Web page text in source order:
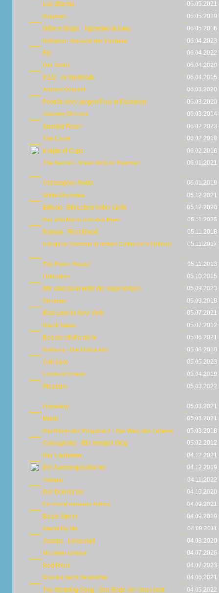
Lux Æterna
06.05.2021
Dogman
06.05.2019
Gilbert Grape - Irgendwo in Iowa
06.05.2016
Babylon - Rausch der Ekstase
06.04.2023
Fly
06.04.2022
Der Solist
06.04.2020
8 1/2 - Achteinhalb
06.04.2015
Axolotl Overkill
06.03.2020
Porträt einer jungen Frau in Flammen
06.03.2020
Journey Of Love
06.03.2014
Summit Fever
06.02.2023
The Circle
06.02.2018
Knight of Cups
06.02.2016
The Secret - Traue dich zu Träumen
06.01.2021
Christopher Robin
06.01.2019
Wilde Orchidee
05.12.2021
Edison - Ein Leben voller Licht
05.12.2020
Der alte Mann und das Meer
05.11.2025
Rambo - First Blood
05.11.2018
Kikujiros Sommer (Limited Collector's Edition)
05.11.2017
The Poker House
05.11.2013
Unbroken
05.10.2015
Wir sind dann wohl die Angehörigen
05.09.2023
Stronger
05.09.2018
Mad Love in New York
05.07.2021
Black Swan
05.07.2012
Besser wird's nicht
05.06.2021
Bathory - Die Blutgräfin
05.06.2010
Call Jane
05.05.2023
Lords of Chaos
05.04.2019
Pleasure
05.03.2022
Homeboy
05.03.2021
Music
05.03.2021
Die Reise der Pinguine 2 - Der Weg des Lebens
05.03.2018
Courageous - Ein mutiger Weg
05.02.2012
Der Liebhaber
04.12.2021
Die Apostelgeschichte
04.12.2019
Juniper
04.11.2022
Der Don ist tot
04.10.2020
Ein Hund namens Palma
04.09.2021
Beale Street
04.09.2019
Stand By Me
04.09.2011
Justine - Liebestoll
04.08.2020
No other choice
04.07.2026
Red River
04.07.2023
Brücke nach Terabithia
04.06.2021
The Wedding Song - Das Ende der Unschuld
04.05.2022